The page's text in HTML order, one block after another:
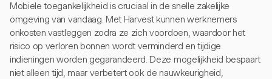
Mobiele toegankelijkheid is cruciaal in de snelle zakelijke
omgeving van vandaag. Met Harvest kunnen werknemers
onkosten vastleggen zodra ze zich voordoen, waardoor het
risico op verloren bonnen wordt verminderd en tijdige
indieningen worden gegarandeerd. Deze mogelijkheid bespaart
niet alleen tijd, maar verbetert ook de nauwkeurigheid,